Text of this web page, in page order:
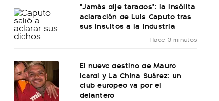
"Jamás dije tarados": la insólita
aclaración de Luis Caputo tras
sus insultos a la industria
Hace 3 minutos
El nuevo destino de Mauro
Icardi y La China Suárez: un
club europeo va por el
delantero